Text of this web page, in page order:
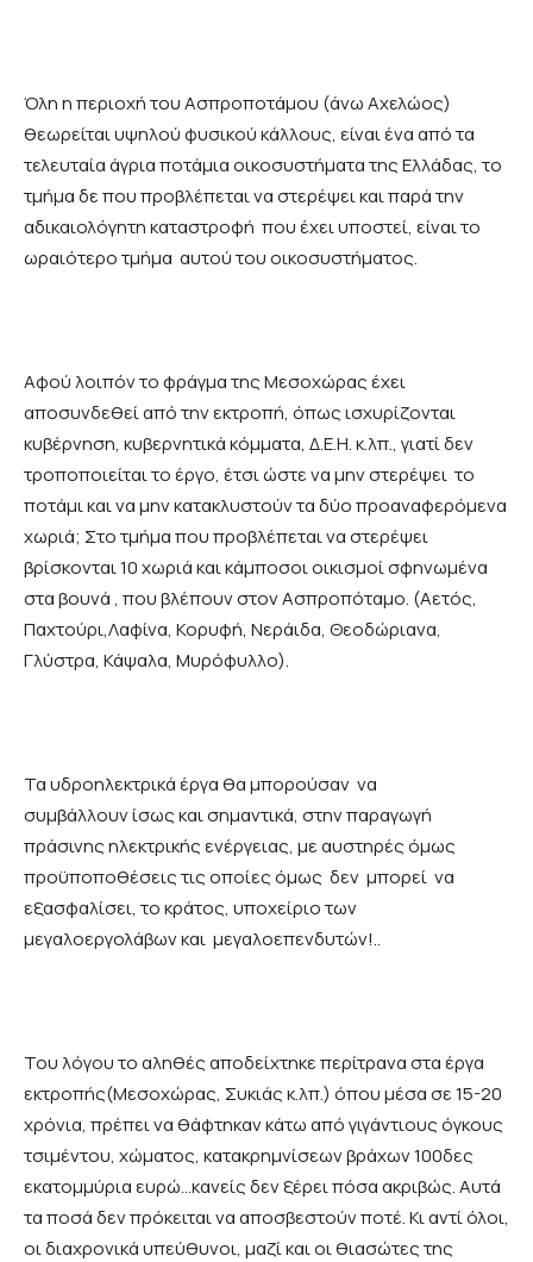
Όλη η περιοχή του Ασπροποτάμου (άνω Αχελώος)
θεωρείται υψηλού φυσικού κάλλους, είναι ένα από τα
τελευταία άγρια ποτάμια οικοσυστήματα της Ελλάδας, το
τμήμα δε που προβλέπεται να στερέψει και παρά την
αδικαιολόγητη καταστροφή που έχει υποστεί, είναι το
ωραιότερο τμήμα αυτού του οικοσυστήματος.
Αφού λοιπόν το φράγμα της Μεσοχώρας έχει
αποσυνδεθεί από την εκτροπή, όπως ισχυρίζονται
κυβέρνηση, κυβερνητικά κόμματα, Δ.Ε.Η. κ.λπ., γιατί δεν
τροποποιείται το έργο, έτσι ώστε να μην στερέψει το
ποτάμι και να μην κατακλυστούν τα δύο προαναφερόμενα
χωριά; Στο τμήμα που προβλέπεται να στερέψει
βρίσκονται 10 χωριά και κάμποσοι οικισμοί σφηνωμένα
στα βουνά , που βλέπουν στον Ασπροπόταμο. (Αετός,
Παχτούρι,Λαφίνα, Κορυφή, Νεράιδα, Θεοδώριανα,
Γλύστρα, Κάψαλα, Μυρόφυλλο).
Τα υδροηλεκτρικά έργα θα μπορούσαν να
συμβάλλουν ίσως και σημαντικά, στην παραγωγή
πράσινης ηλεκτρικής ενέργειας, με αυστηρές όμως
προϋποποθέσεις τις οποίες όμως δεν μπορεί να
εξασφαλίσει, το κράτος, υποχείριο των
μεγαλοεργολάβων και μεγαλοεπενδυτών!..
Του λόγου το αληθές αποδείχτηκε περίτρανα στα έργα
εκτροπής(Μεσοχώρας, Συκιάς κ.λπ.) όπου μέσα σε 15-20
χρόνια, πρέπει να θάφτηκαν κάτω από γιγάντιους όγκους
τσιμέντου, χώματος, κατακρημνίσεων βράχων 100δες
εκατομμύρια ευρώ…κανείς δεν ξέρει πόσα ακριβώς. Αυτά
τα ποσά δεν πρόκειται να αποσβεστούν ποτέ. Κι αντί όλοι,
οι διαχρονικά υπεύθυνοι, μαζί και οι θιασώτες της